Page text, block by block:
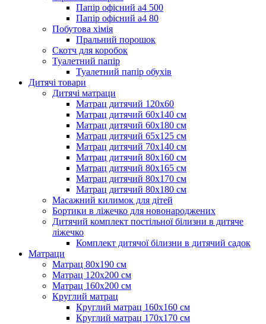
Папір офісний а4 500
Папір офісний а4 80
Побутова хімія
Пральний порошок
Скотч для коробок
Туалетний папір
Туалетний папір обухів
Дитячі товари
Дитячі матраци
Матрац дитячий 120х60
Матрац дитячий 60х140 см
Матрац дитячий 60х180 см
Матрац дитячий 65х125 см
Матрац дитячий 70х140 см
Матрац дитячий 80х160 см
Матрац дитячий 80х165 см
Матрац дитячий 80х170 см
Матрац дитячий 80х180 см
Масажний килимок для дітей
Бортики в ліжечко для новонароджених
Дитячий комплект постільної білизни в дитяче
ліжечко
Комплект дитячої білизни в дитячий садок
Матраци
Матрац 80х190 см
Матрац 120х200 см
Матрац 160х200 см
Круглий матрац
Круглий матрац 160х160 см
Круглий матрац 170х170 см